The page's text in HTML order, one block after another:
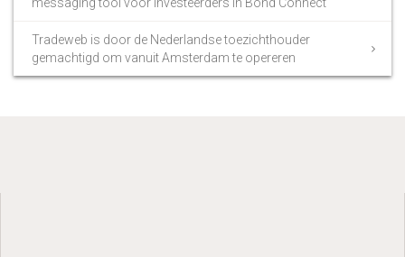
Tradeweb is door de Nederlandse toezichthouder
gemachtigd om vanuit Amsterdam te opereren